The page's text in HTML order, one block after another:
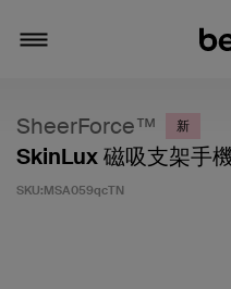
SheerForce™ 新
SkinLux 磁吸支架手
SKU:MSA059qcTN